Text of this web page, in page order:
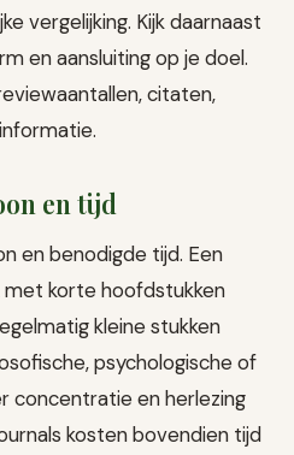
vergelijking. Kijk daarnaast
en aansluiting op je doel.
citaten,
en tijd
en benodigde tijd. Een
korte hoofdstukken
kleine stukken
psychologische of
concentratie en herlezing
kosten bovendien tijd